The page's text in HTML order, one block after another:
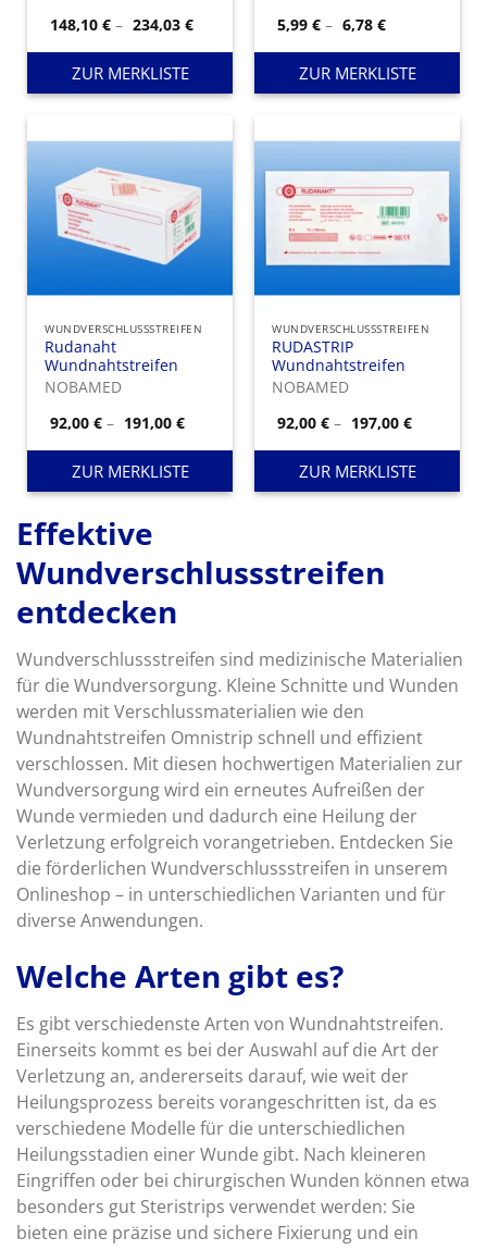
148,10€ – 234,03€Preisspanne:
148,10 €
bis
ZUR MERKLISTE
5,99€ – 6,78€Preisspanne:
5,99 €
bis
6,78 €
ZUR MERKLISTE
WUNDVERSCHLUSSSTREIFEN
Rudanaht
Wundnahtstreifen
NOBAMED
92,00€ – 191,00€Preisspanne:
bis
191,00 €
ZUR MERKLISTE
WUNDVERSCHLUSSSTREIFEN
RUDASTRIP
Wundnahtstreifen
NOBAMED
92,00€ – 197,00€
bis
197,00 €
ZUR MERKLISTE
Effektive
Wundverschlussstreifen
entdecken
Wundverschlussstreifen sind medizinische Materialien
für die Wundversorgung. Kleine Schnitte und Wunden
werden mit Verschlussmaterialien wie den
Wundnahtstreifen Omnistrip schnell und effizient
verschlossen. Mit diesen hochwertigen Materialien zur
Wundversorgung wird ein erneutes Aufreißen der
Wunde vermieden und dadurch eine Heilung der
Verletzung erfolgreich vorangetrieben. Entdecken Sie
die förderlichen Wundverschlussstreifen in unserem
Onlineshop – in unterschiedlichen Varianten und für
diverse Anwendungen.
Welche Arten gibt es?
Es gibt verschiedenste Arten von Wundnahtstreifen.
Einerseits kommt es bei der Auswahl auf die Art der
Verletzung an, andererseits darauf, wie weit der
Heilungsprozess bereits vorangeschritten ist, da es
verschiedene Modelle für die unterschiedlichen
Heilungsstadien einer Wunde gibt. Nach kleineren
Eingriffen oder bei chirurgischen Wunden können etwa
besonders gut Steristrips verwendet werden: Sie
bieten eine präzise und sichere Fixierung und ein